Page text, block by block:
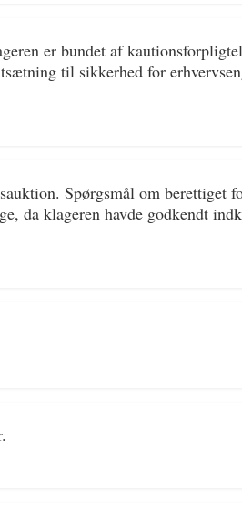
er bundet af
til sikkerhed for
Spørgsmål om berettiget
da klageren havde godkendt